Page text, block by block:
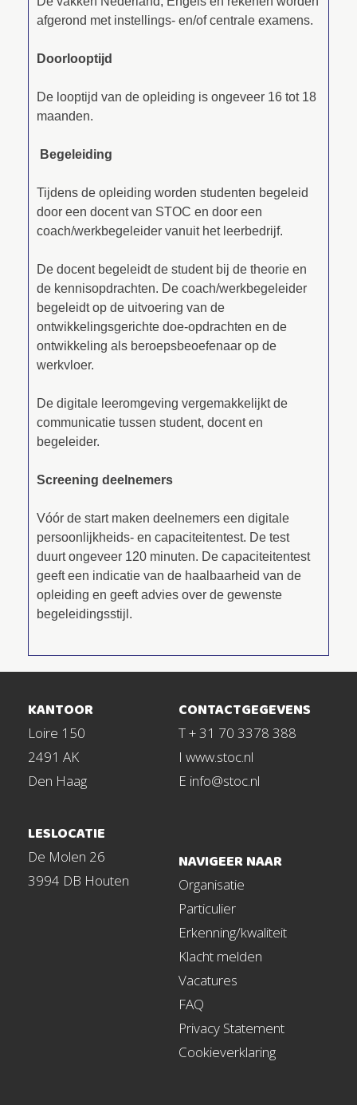
afgerond met instellings- en/of centrale examens.
Doorlooptijd
De looptijd van de opleiding is ongeveer 16 tot 18
maanden.
Begeleiding
Tijdens de opleiding worden studenten begeleid
door een docent van STOC en door een
coach/werkbegeleider vanuit het leerbedrijf.
De docent begeleidt de student bij de theorie en
de kennisopdrachten. De coach/werkbegeleider
begeleidt op de uitvoering van de
ontwikkelingsgerichte doe-opdrachten en de
ontwikkeling als beroepsbeoefenaar op de
werkvloer.
De digitale leeromgeving vergemakkelijkt de
communicatie tussen student, docent en
begeleider.
Screening deelnemers
Vóór de start maken deelnemers een digitale
persoonlijkheids- en capaciteitentest. De test
duurt ongeveer 120 minuten. De capaciteitentest
geeft een indicatie van de haalbaarheid van de
opleiding en geeft advies over de gewenste
begeleidingsstijl.
KANTOOR
Loire 150
2491 AK
Den Haag
LESLOCATIE
De Molen 26
3994 DB Houten
CONTACTGEGEVENS
T + 31 70 3378 388
I www.stoc.nl
E info@stoc.nl
NAVIGEER NAAR
Organisatie
Particulier
Erkenning/kwaliteit
Klacht melden
Vacatures
FAQ
Privacy Statement
Cookieverklaring